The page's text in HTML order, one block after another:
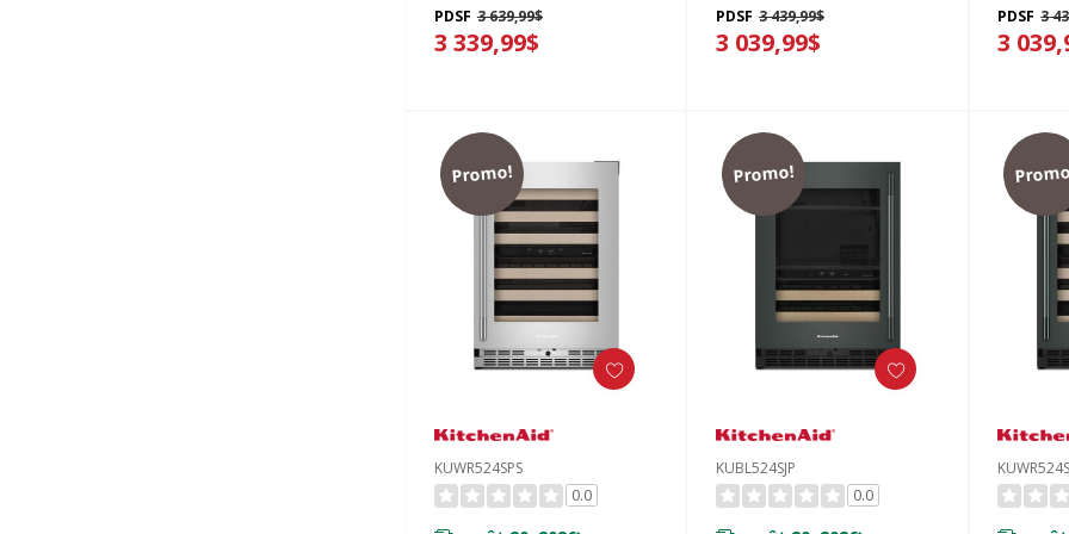
bois à pleine extension -
24 po KUWL524SBE
PDSF 3 639,99$
3 339,99$
bouteilles à devant en
bois - 24 po KUBR524SJP
PDSF 3 439,99$
3 039,99$
bois - 24
PDSF 3
3
Promo!
KUWR524SPS
0.0
Promo!
KUBL524SJP
0.0